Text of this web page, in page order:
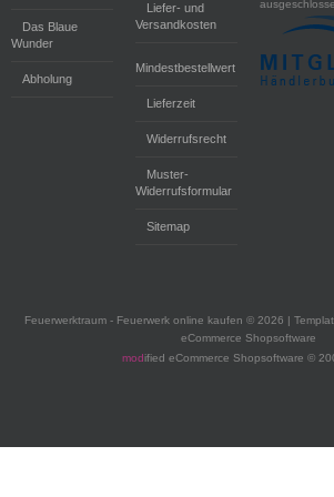
Das Blaue
Wunder
Abholung
Liefer- und
Versandkosten
Mindestbestellwert
Lieferzeit
Widerrufsrecht
Muster-
Widerrufsformular
Sitemap
Feuerwerktraum - Feuerwerk online kaufen © 2026 |
eCommerce Shopsoftware
modified eCommerce Shopsoftware ©